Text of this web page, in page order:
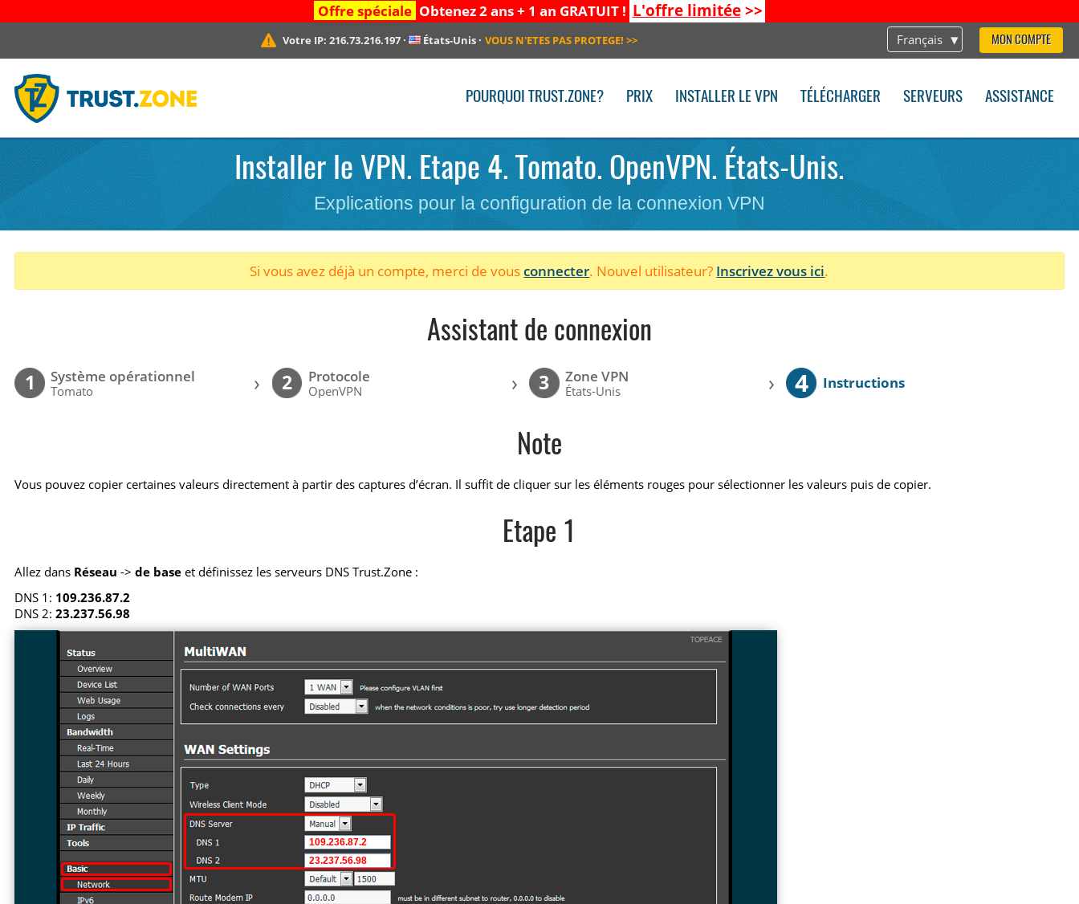
Offre spéciale Obtenez 2 ans + 1 an GRATUIT ! L'offre limitée>>
Français MON COMPTE
Votre IP: 216.73.216.197· États-Unis· VOUS N'ETES PAS PROTEGE! >>
POURQUOI TRUST.ZONE? PRIX INSTALLER LE VPN TÉLÉCHARGER SERVEURS ASSISTANCE
Installer le VPN. Etape 4. Tomato. OpenVPN. États-Unis.
Explications pour la configuration de la connexion VPN
Si vous avez déjà un compte, merci de vousconnecter. Nouvel utilisateur? Inscrivez vous ici.
Assistant de connexion
1 Système opérationnel
Tomato › 2 Protocole
OpenVPN › 3 Zone VPN
États-Unis › 4 Instructions
Note
Vous pouvez copier certaines valeurs directement à partir des captures d’écran. Il suffit de cliquer sur les éléments rouges pour sélectionner les valeurs puis de copier.
Etape 1
Allez dans Réseau ->de base et définissez les serveurs DNS Trust.Zone :
DNS 1: 109.236.87.2
DNS 2:23.237.56.98